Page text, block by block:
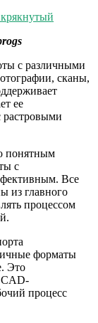
с различными
сканы,
ее
растровыми
понятным
с
Все
из главного
процессом
форматы
Это
CAD-
процесс